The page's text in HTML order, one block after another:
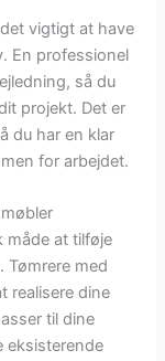
vigtigt at have
En professionel
så du
projekt. Det er
du har en klar
for arbejdet.
måde at tilføje
Tømrere med
realisere dine
til dine
eksisterende